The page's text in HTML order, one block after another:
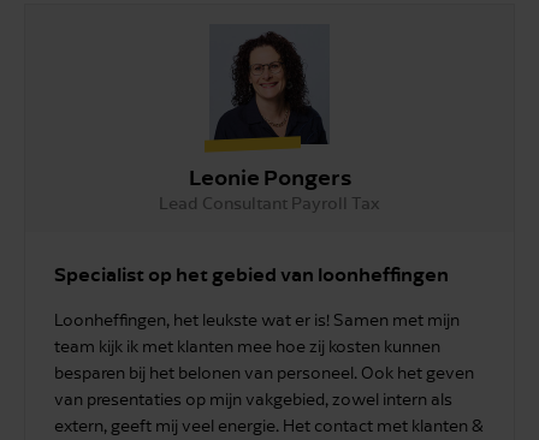
Leonie Pongers
Lead Consultant Payroll Tax
Specialist op het gebied van loonheffingen
Loonheffingen, het leukste wat er is! Samen met mijn
team kijk ik met klanten mee hoe zij kosten kunnen
besparen bij het belonen van personeel. Ook het geven
van presentaties op mijn vakgebied, zowel intern als
extern, geeft mij veel energie. Het contact met klanten &